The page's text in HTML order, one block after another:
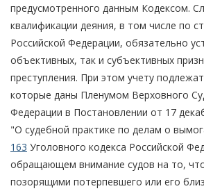
предусмотренного данным Кодексом.
квалификации деяния, в том числе по
Российской Федерации, обязательно
объективных, так и субъективных
преступления. При этом учету
которые даны Пленумом Верховного
Федерации в Постановлении от 17
"О судебной практике по делам о
163 Уголовного кодекса Российской
обращающем внимание судов на то,
позорящими потерпевшего или его